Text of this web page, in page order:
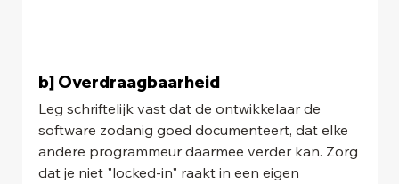
b] Overdraagbaarheid
Leg schriftelijk vast dat de ontwikkelaar de
software zodanig goed documenteert, dat elke
andere programmeur daarmee verder kan. Zorg
dat je niet "locked-in" raakt in een eigen